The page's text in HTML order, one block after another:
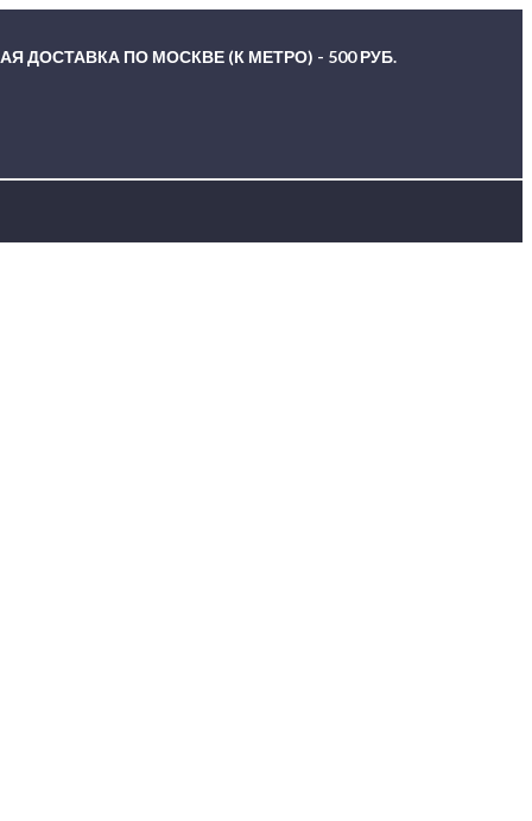
ДОСТАВКА ПО МОСКВЕ (К МЕТРО) - 500 РУБ.